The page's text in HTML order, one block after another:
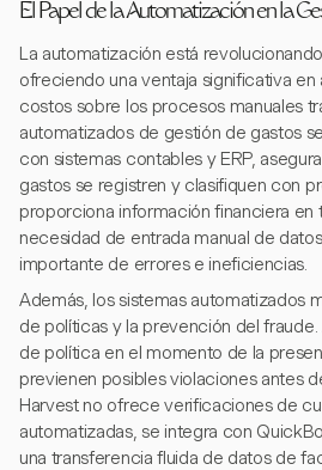
El Papel de la Automatización en la
La automatización está
ofreciendo una ventaja significativa
costos sobre los procesos manuales
automatizados de gestión de gastos
con sistemas contables y ERP,
gastos se registren y clasifiquen con
proporciona información financiera en
necesidad de entrada manual de
importante de errores e ineficiencias.
Además, los sistemas automatizados
de políticas y la prevención del
de política en el momento de la
previenen posibles violaciones antes
Harvest no ofrece verificaciones de
automatizadas, se integra con
una transferencia fluida de datos de